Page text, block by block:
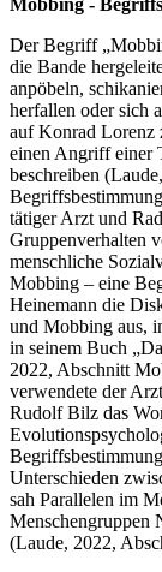
Mobbing -
Der Begriff
die Bande
anpöbeln,
herfallen oder sich
auf Konrad Lorenz
einen Angriff einer
beschreiben
tätiger Arzt und
Gruppenverhalten
menschliche
Mobbing – eine
Heinemann die
und Mobbing aus,
in seinem Buch
2022, Abschnitt
verwendete der
Rudolf Bilz das
Unterschieden
sah Parallelen im
Menschengruppen
(Laude, 2022,